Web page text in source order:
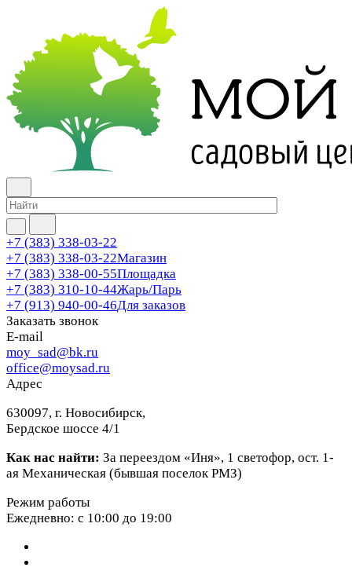
+7 (383) 338-03-22
+7 (383) 338-03-22Магазин
+7 (383) 338-00-55Площадка
+7 (383) 310-10-44Жарь/Парь
+7 (913) 940-00-46Для заказов
Заказать звонок
E-mail
moy_sad@bk.ru
office@moysad.ru
Адрес
630097, г. Новосибирск,
Бердское шоссе 4/1
Как нас найти: За переездом «Иня», 1 светофор, ост. 1-
ая Механическая (бывшая поселок РМЗ)
Режим работы
Ежедневно: с 10:00 до 19:00